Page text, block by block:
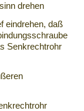
drehen
eindrehen, daß
Senkrechtrohr